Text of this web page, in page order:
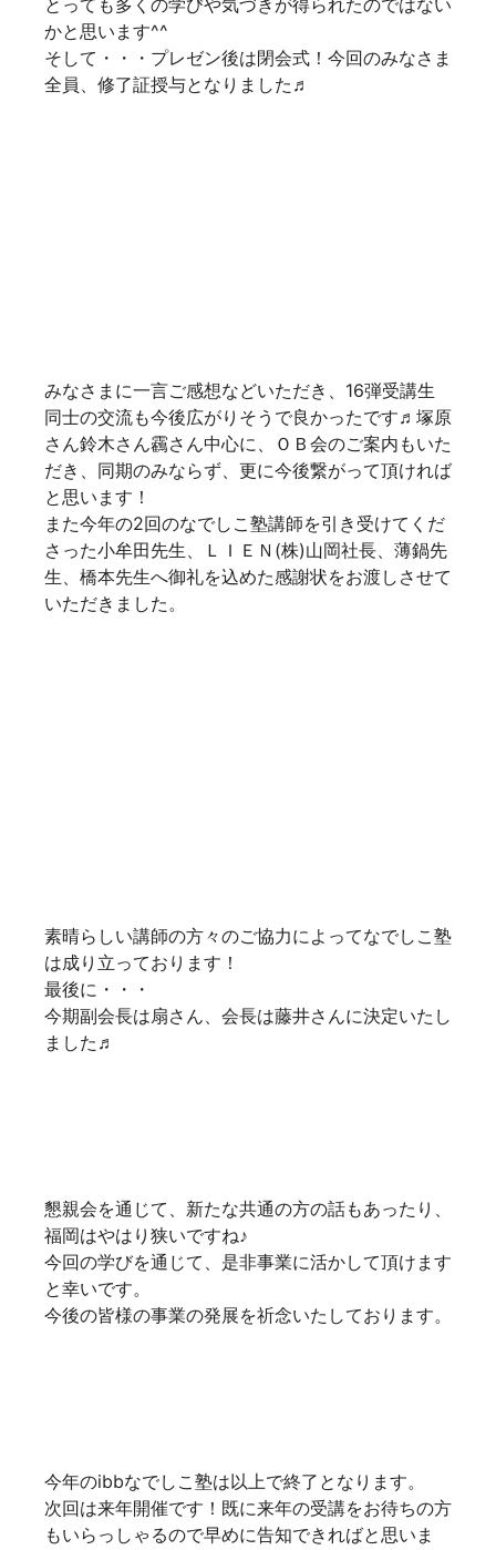
みなさまに一言ご感想などいただき、16弾受講生
同士の交流も今後広がりそうで良かったです♬塚原
さん鈴木さん靏さん中心に、ＯＢ会のご案内もいた
素晴らしい講師の方々のご協力によってなでしこ塾
は成り立っております！
最後に・・・
今期副会長は扇さん、会長は藤井さんに決定いたし
ました♬
今年のibbなでしこ塾は以上で終了となります。
次回は来年開催です！既に来年の受講をお待ちの方
もいらっしゃるので早めに告知できればと思いま
す。
第47回ibb社長塾！
祝！